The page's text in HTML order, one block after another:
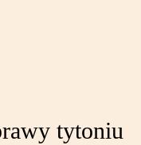
tytoniu